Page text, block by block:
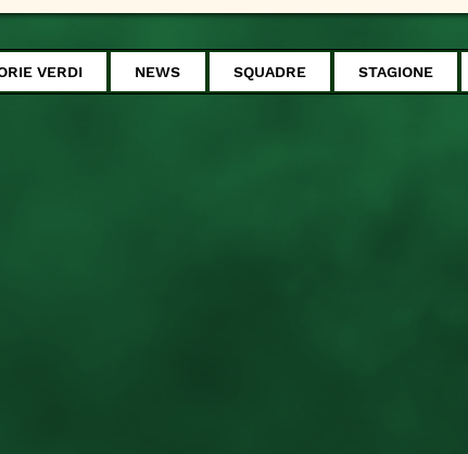
VERDI NEWS SQUADRE STAGIONE